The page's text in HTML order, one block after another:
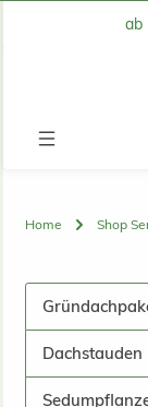
Zum Hauptinhaltab
Home Shop
Dachstauden